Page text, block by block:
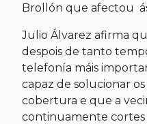
Brollón que afectou
Julio Álvarez afirma
despois de tanto
telefonía máis
capaz de solucionar
cobertura e que a
continuamente cortes